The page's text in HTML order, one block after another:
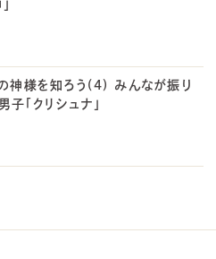
の神様を知ろう(4) みんなが振り
「クリシュナ」